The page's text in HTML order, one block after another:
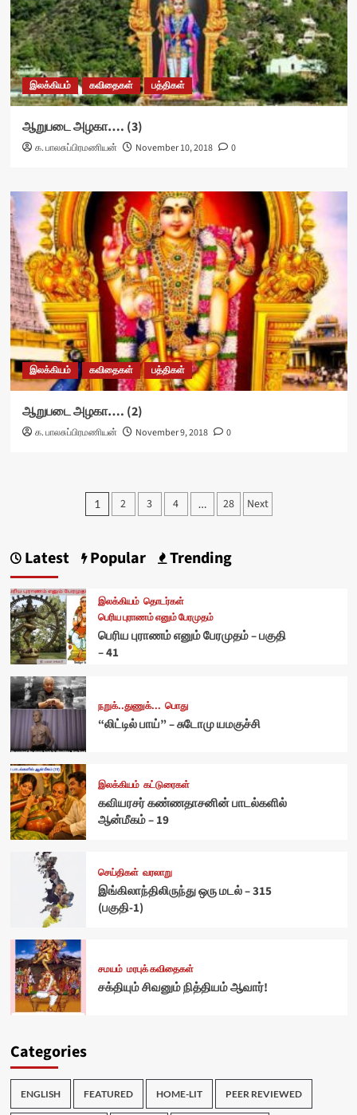
இலக்கியம் கவிதைகள் பத்திகள்
ஆறுபடை அழகா…. (3)
க. பாலசுப்பிரமணியன் November 10, 2018 0
இலக்கியம் கவிதைகள் பத்திகள்
ஆறுபடை அழகா…. (2)
க. பாலசுப்பிரமணியன் November 9, 2018 0
Posts
1 2 3 4 … 28 Next
Latest Popular Trending
இலக்கியம் தொடர்கள்
பெரிய புராணம் எனும் பேரமுதம்
பெரிய புராணம் எனும் பேரமுதம் – பகுதி
– 41
நறுக்..துணுக்... பொது
“லிட்டில் பாய்” – சுடோமு யமகுச்சி
இலக்கியம் கட்டுரைகள்
கவியரசர் கண்ணதாசனின் பாடல்களில்
ஆன்மீகம் – 19
செய்திகள் வரலாறு
இங்கிலாந்திலிருந்து ஒரு மடல் – 315
(பகுதி-1)
சமயம் மரபுக் கவிதைகள்
சக்தியும் சிவனும் நித்தியம் ஆவார்!
Categories
ENGLISH FEATURED HOME-LIT PEER REVIEWED